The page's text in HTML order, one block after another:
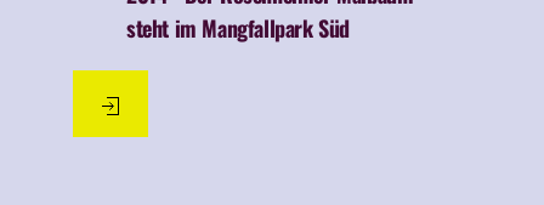
steht im Mangfallpark Süd